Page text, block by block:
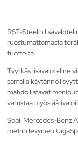
RST-Steelin
ruostumattomasta
tuotteita.
Tyylikäs lisävaloteline
samalla
mahdollistavat
varustaa myös
Sopii Mercedes-Benz
metrin levyinen